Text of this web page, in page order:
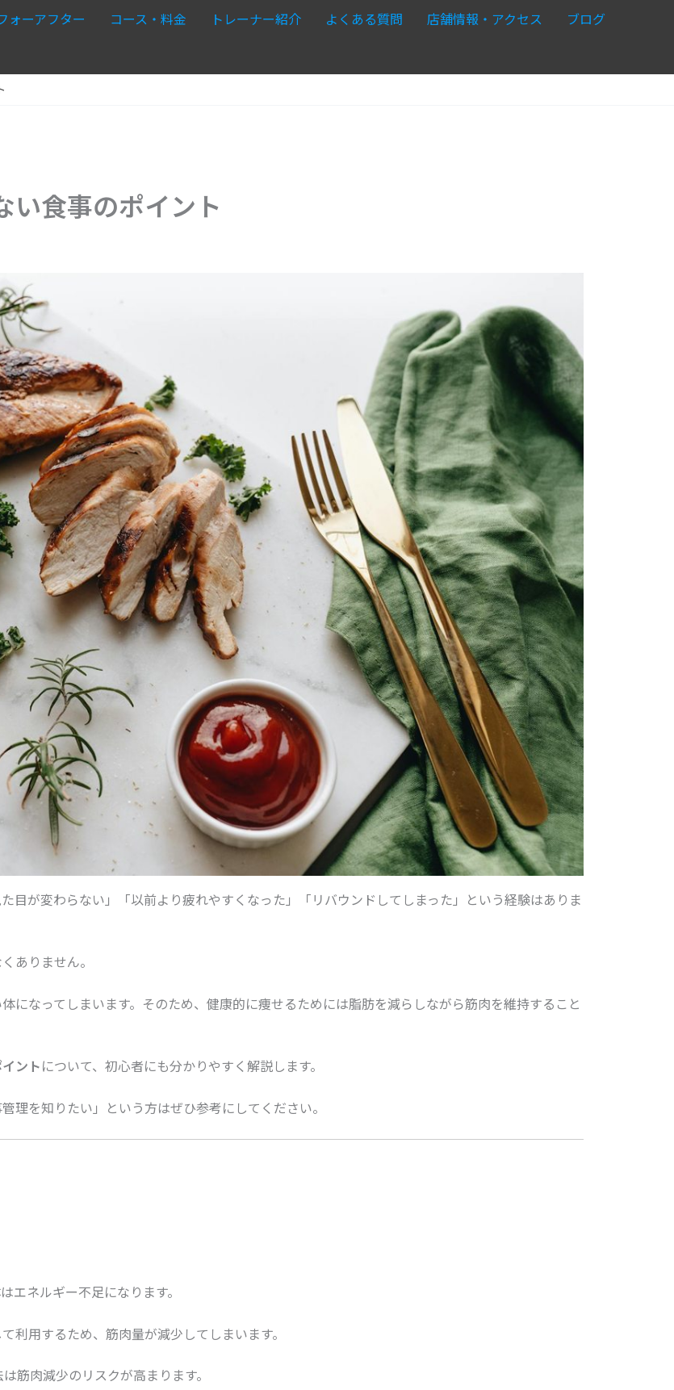
ォーアフター コース・料金 トレーナー紹介 よくある質問 店舗情報・アクセス
ブログ
い食事のポイント
目が変わらない」「以前より疲れやすくなった」「リバウンドしてしまった」という経験はありま
ありません。
になってしまいます。そのため、健康的に痩せるためには脂肪を減らしながら筋肉を維持すること
ントについて、初心者にも分かりやすく解説します。
理を知りたい」という方はぜひ参考にしてください。
エネルギー不足になります。
利用するため、筋肉量が減少してしまいます。
筋肉減少のリスクが高まります。